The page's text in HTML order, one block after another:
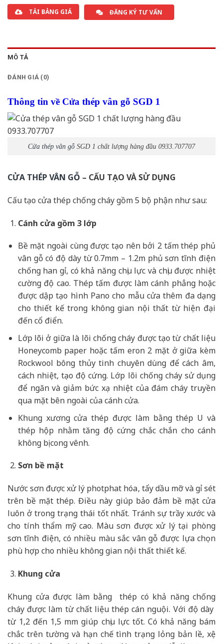
TẢI BẢNG GIÁ ĐĂNG KÝ TƯ VẤN
MÔ TẢ
ĐÁNH GIÁ (0)
Thông tin về Cửa thép vân gỗ SGD 1
Cửa thép vân gỗ SGD 1 chất lượng hàng đầu 0933.707707
CỬA THÉP VÂN GỖ – CẤU TẠO VÀ SỬ DỤNG
Cấu tạo cửa thép chống cháy gồm 5 bộ phận như sau:
Cánh cửa gồm 3 lớp
Bề mặt ngoài cùng được tạo nên bởi 2 tấm thép phủ
vân gỗ có độ dày từ 0.7mm – 1.2m phủ sơn tĩnh điện
chống han gỉ, có khả năng chịu lực và chịu được nhiệt
cường độ cao. Thép tấm được làm cánh phẳng hoặc
được dập tạo hình Pano cho mẫu cửa thêm đa dạng
cho thiết kế trong không gian nội thất từ hiện đại
đến cổ điển.
Lớp lõi ở giữa là lõi chống cháy được tạo từ chất liệu
Honeycomb paper hoặc tấm eron 2 mặt ở giữa kèm
Rockwool bông thủy tinh chuyên dùng để cách âm,
cách nhiệt, tạo độ cứng. Lớp lõi chống cháy sử dụng
để ngăn và giảm bức xạ nhiệt của đám cháy truyền
qua mặt bên ngoài của cánh cửa.
Khung xương cửa thép được làm bằng thép U và
thép hộp nhằm tăng độ cứng chắc chắn cho cánh
không bị cong vênh.
Sơn bề mặt
Nước sơn được xử lý photphat hóa, tẩy dầu mỡ và gỉ sét
trên bề mặt thép. Điều này giúp bảo đảm bề mặt cửa
luôn ở trong trạng thái tốt nhất. Tránh sự trầy xước và
cho tính thẩm mỹ cao. Màu sơn được xử lý tại phòng
sơn tĩnh điện, có nhiều màu sắc vân gỗ được lựa chọn
phù hợp cho nhiều không gian nội thất thiết kế.
Khung cửa
Khung cửa được làm bằng thép có khả năng chống
cháy được làm từ chất liệu thép cán nguội. Với độ dày
từ 1,2 đến 1,5 mm giúp chịu lực tốt. Có khả năng bám
chắc trên tường và hạn chế tình trạng lỏng bản lề, xệ